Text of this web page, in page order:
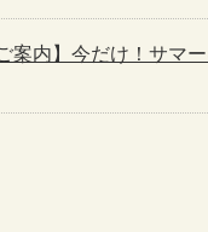
案内】今だけ！サマ